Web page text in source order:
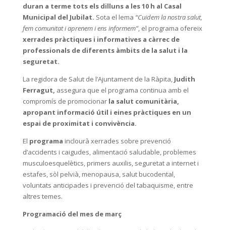
duran a terme tots els dilluns a les 10 h al Casal
Municipal del Jubilat. Sota el lema “Cuidem la nostra salut,
fem comunitat i aprenem i ens informem”, el programa ofereix
xerrades pràctiques i informatives a càrrec de
professionals de diferents àmbits de la salut i la
seguretat.
La regidora de Salut de l’Ajuntament de la Ràpita, Judith
Ferragut, assegura que el programa continua amb el
compromís de promocionar la salut comunitària,
apropant informació útil i eines pràctiques en un
espai de proximitat i convivència.
El programa inclourà xerrades sobre prevenció
d’accidents i caigudes, alimentació saludable, problemes
musculoesquelètics, primers auxilis, seguretat a internet i
estafes, sòl pelvià, menopausa, salut bucodental,
voluntats anticipades i prevenció del tabaquisme, entre
altres temes.
Programació del mes de març